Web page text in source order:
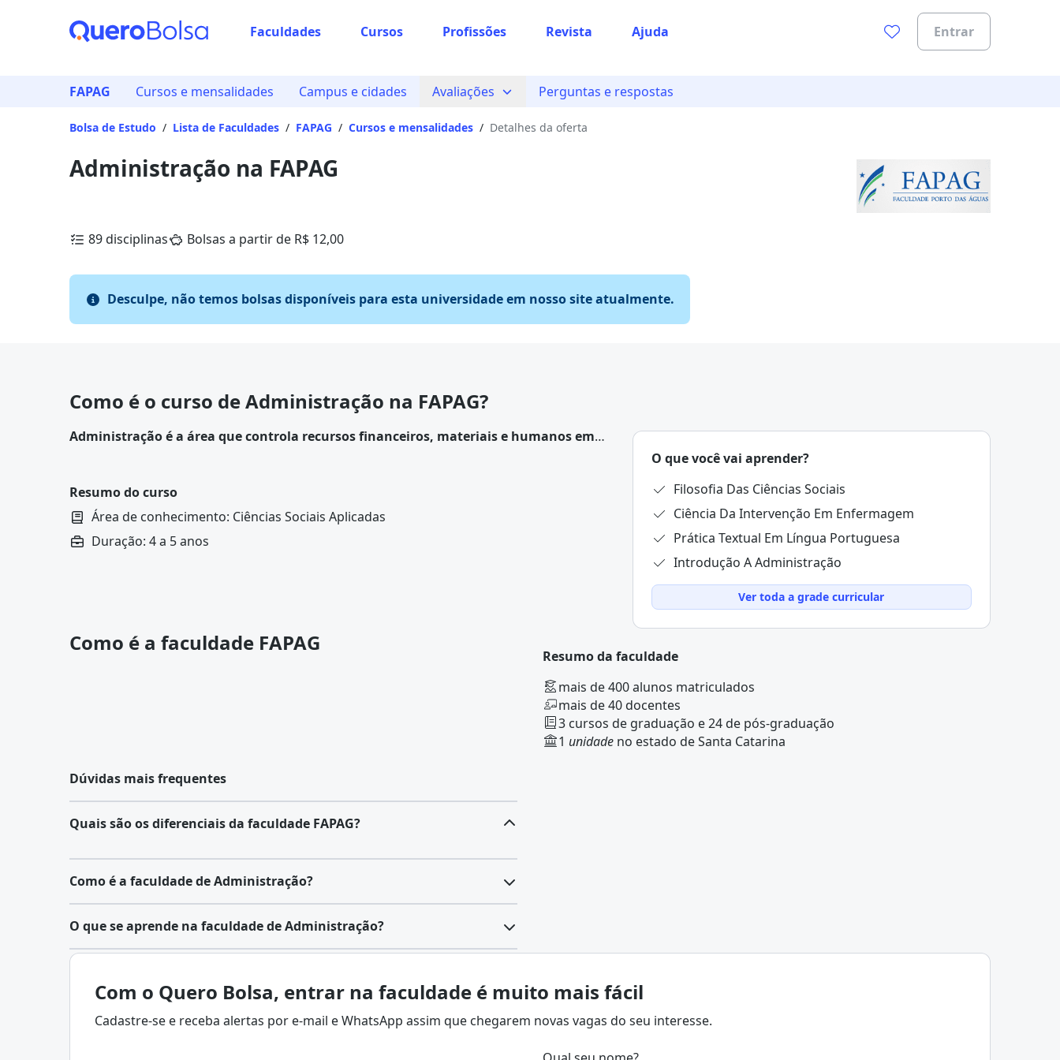
Faculdades Cursos Profissões Revista Ajuda Entrar
FAPAG Cursos e mensalidades Campus e cidades Avaliações Perguntas e respostas
Bolsa de Estudo / Lista de Faculdades / FAPAG / Cursos e mensalidades / Detalhes da oferta
Administração na FAPAG
89 disciplinas Bolsas a partir de R$ 12,00
Desculpe, não temos bolsas disponíveis para esta universidade em nosso site atualmente.
Como é o curso de Administração na FAPAG?
Administração é a área que controla recursos financeiros, materiais e humanos em
Resumo do curso
Área de conhecimento: Ciências Sociais Aplicadas
Duração: 4 a 5 anos
O que você vai aprender?
Filosofia Das Ciências Sociais
Ciência Da Intervenção Em Enfermagem
Prática Textual Em Língua Portuguesa
Introdução A Administração
Ver toda a grade curricular
Como é a faculdade FAPAG
Resumo da faculdade
mais de 400 alunos matriculados
mais de 40 docentes
3 cursos de graduação e 24 de pós-graduação
1 unidade no estado de Santa Catarina
Dúvidas mais frequentes
Quais são os diferenciais da faculdade FAPAG?
Como é a faculdade de Administração?
A Administraçãoé distribuída entre diferentes áreas, com finalidades
Recursos Humanos
desenvolvimento profissional, avaliação de desempenho erelações
trabalhistas, visando o alinhamento dos colaboradores com os objetivos
O que se aprende na faculdade de Administração?
humanos em empresas, adotando estratégias para o alcance das
metas organizacionais.
Suas práticas envolvem análise de custos,
otimização de desempenho e planejamento técnico.
Com o Quero Bolsa, entrar na faculdade é muito mais fácil
Cadastre-se e receba alertas por e-mail e WhatsApp assim que chegarem novas vagas do seu interesse.